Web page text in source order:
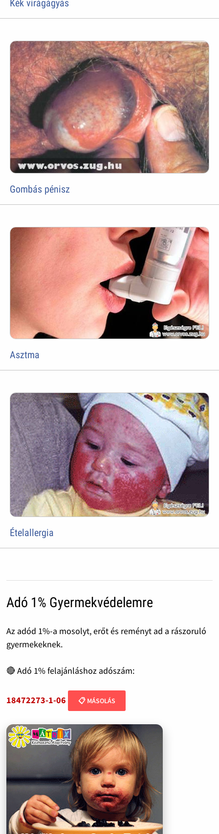
Kék virágágyás
Gombás pénisz
Asztma
Ételallergia
Adó 1% Gyermekvédelemre
Az adód 1%-a mosolyt, erőt és reményt ad a rászoruló
gyermekeknek.
🔴 Adó 1% felajánláshoz adószám:
18472273-1-06 📋 MÁSOLÁS